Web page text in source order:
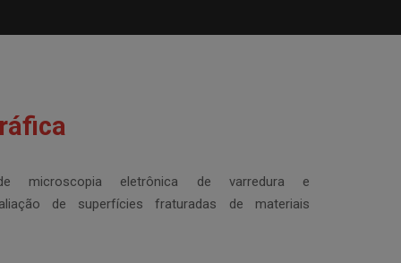
microscopia eletrônica de varredura e
de superfícies fraturadas de materiais